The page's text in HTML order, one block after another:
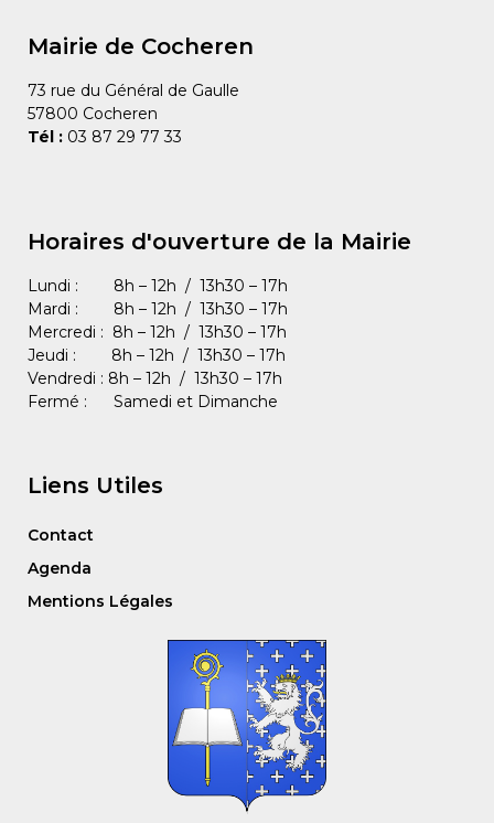
Mairie de Cocheren
73 rue du Général de Gaulle
57800 Cocheren
Tél : 03 87 29 77 33
Horaires d'ouverture de la Mairie
Lundi : 8h – 12h / 13h30 – 17h
Mardi : 8h – 12h / 13h30 – 17h
Mercredi : 8h – 12h / 13h30 – 17h
Jeudi : 8h – 12h / 13h30 – 17h
Vendredi : 8h – 12h / 13h30 – 17h
Fermé : Samedi et Dimanche
Liens Utiles
Contact
Agenda
Mentions Légales